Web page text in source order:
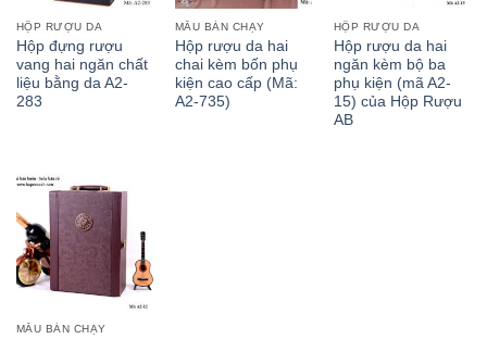
HỘP RƯỢU DA
Hộp đựng rượu
vang hai ngăn chất
liệu bằng da A2-
283
MẪU BÁN CHẠY
Hộp rượu da hai
chai kèm bốn phụ
kiện cao cấp (Mã:
A2-735)
HỘP RƯỢU DA
Hộp rượu da hai
ngăn kèm bộ ba
phụ kiện (mã A2-
15) của Hộp Rượu
AB
MẪU BÁN CHẠY